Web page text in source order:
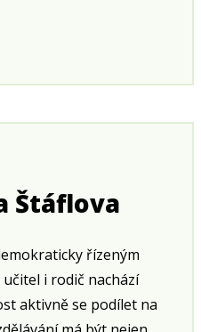
Štáflova
řízeným
i rodič nachází
aktivně se podílet na